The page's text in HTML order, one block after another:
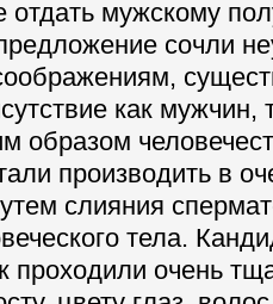
мужскому
сочли
как
образом
производить в
слияния
тела.
проходили очень